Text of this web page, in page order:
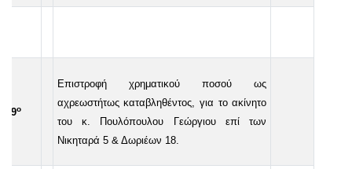
39ο
Επιστροφή χρηματικού ποσού ως
αχρεωστήτως καταβληθέντος, για το ακίνητο
του κ. Πουλόπουλου Γεώργιου επί των
Νικηταρά 5 & Δωριέων 18.